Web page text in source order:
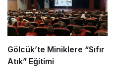
Gölcük’te Miniklere “Sıfır
Atık” Eğitimi